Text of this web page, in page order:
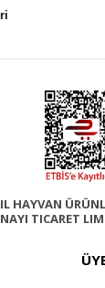
HAYVAN
TICARET